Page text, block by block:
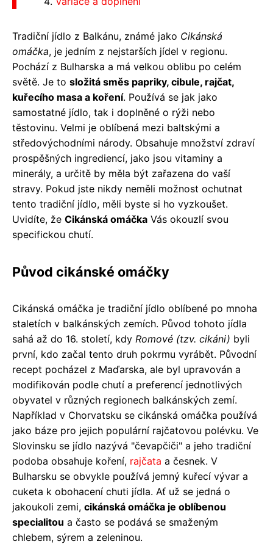
Tradiční jídlo z Balkánu, známé jako Cikánská
omáčka, je jedním z nejstarších jídel v regionu.
Pochází z Bulharska a má velkou oblibu po celém
světě. Je to složitá směs papriky, cibule, rajčat,
kuřecího masa a koření. Používá se jak jako
samostatné jídlo, tak i doplněné o rýži nebo
těstovinu. Velmi je oblíbená mezi baltskými a
středovýchodními národy. Obsahuje množství zdraví
prospěšných ingrediencí, jako jsou vitaminy a
minerály, a určitě by měla být zařazena do vaší
stravy. Pokud jste nikdy neměli možnost ochutnat
tento tradiční jídlo, měli byste si ho vyzkoušet.
Uvidíte, že Cikánská omáčka Vás okouzlí svou
specifickou chutí.
Původ cikánské omáčky
Cikánská omáčka je tradiční jídlo oblíbené po mnoha
staletích v balkánských zemích. Původ tohoto jídla
sahá až do 16. století, kdy Romové (tzv. cikáni) byli
první, kdo začal tento druh pokrmu vyrábět. Původní
recept pocházel z Maďarska, ale byl upravován a
modifikován podle chutí a preferencí jednotlivých
obyvatel v různých regionech balkánských zemí.
Například v Chorvatsku se cikánská omáčka používá
jako báze pro jejich populární rajčatovou polévku. Ve
Slovinsku se jídlo nazývá "čevapčiči" a jeho tradiční
podoba obsahuje koření, rajčata a česnek. V
Bulharsku se obvykle používá jemný kuřecí vývar a
cuketa k obohacení chuti jídla. Ať už se jedná o
jakoukoli zemi, cikánská omáčka je oblíbenou
specialitou a často se podává se smaženým
chlebem, sýrem a zeleninou.